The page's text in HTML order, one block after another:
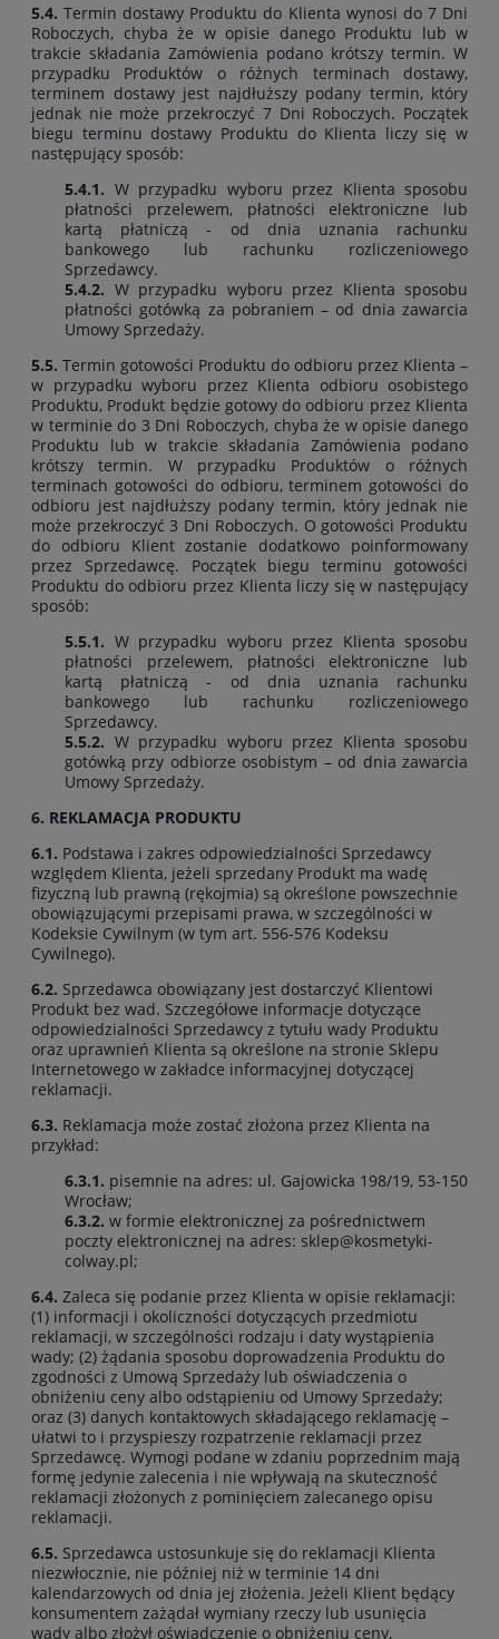
5.4. Termin dostawy Produktu do Klienta wynosi do 7 Dni
Roboczych, chyba że w opisie danego Produktu lub w
trakcie składania Zamówienia podano krótszy termin. W
przypadku Produktów o różnych terminach dostawy,
terminem dostawy jest najdłuższy podany termin, który
jednak nie może przekroczyć 7 Dni Roboczych. Początek
biegu terminu dostawy Produktu do Klienta liczy się w
następujący sposób:
5.4.1. W przypadku wyboru przez Klienta sposobu
płatności przelewem, płatności elektroniczne lub
kartą płatniczą - od dnia uznania rachunku
bankowego lub rachunku rozliczeniowego
Sprzedawcy.
5.4.2. W przypadku wyboru przez Klienta sposobu
płatności gotówką za pobraniem – od dnia zawarcia
Umowy Sprzedaży.
5.5. Termin gotowości Produktu do odbioru przez Klienta –
w przypadku wyboru przez Klienta odbioru osobistego
Produktu, Produkt będzie gotowy do odbioru przez Klienta
w terminie do 3 Dni Roboczych, chyba że w opisie danego
Produktu lub w trakcie składania Zamówienia podano
krótszy termin. W przypadku Produktów o różnych
terminach gotowości do odbioru, terminem gotowości do
odbioru jest najdłuższy podany termin, który jednak nie
może przekroczyć 3 Dni Roboczych. O gotowości Produktu
do odbioru Klient zostanie dodatkowo poinformowany
przez Sprzedawcę. Początek biegu terminu gotowości
Produktu do odbioru przez Klienta liczy się w następujący
sposób:
5.5.1. W przypadku wyboru przez Klienta sposobu
płatności przelewem, płatności elektroniczne lub
kartą płatniczą - od dnia uznania rachunku
bankowego lub rachunku rozliczeniowego
Sprzedawcy.
5.5.2. W przypadku wyboru przez Klienta sposobu
gotówką przy odbiorze osobistym – od dnia zawarcia
Umowy Sprzedaży.
6. REKLAMACJA PRODUKTU
6.1. Podstawa i zakres odpowiedzialności Sprzedawcy
względem Klienta, jeżeli sprzedany Produkt ma wadę
fizyczną lub prawną (rękojmia) są określone powszechnie
obowiązującymi przepisami prawa, w szczególności w
Kodeksie Cywilnym (w tym art. 556-576 Kodeksu
Cywilnego).
6.2. Sprzedawca obowiązany jest dostarczyć Klientowi
Produkt bez wad. Szczegółowe informacje dotyczące
odpowiedzialności Sprzedawcy z tytułu wady Produktu
oraz uprawnień Klienta są określone na stronie Sklepu
Internetowego w zakładce informacyjnej dotyczącej
reklamacji.
6.3. Reklamacja może zostać złożona przez Klienta na
przykład:
6.3.1. pisemnie na adres: ul. Gajowicka 198/19, 53-150
Wrocław;
6.3.2. w formie elektronicznej za pośrednictwem
poczty elektronicznej na adres: sklep@kosmetyki-
colway.pl;
6.4. Zaleca się podanie przez Klienta w opisie reklamacji:
(1) informacji i okoliczności dotyczących przedmiotu
reklamacji, w szczególności rodzaju i daty wystąpienia
wady; (2) żądania sposobu doprowadzenia Produktu do
zgodności z Umową Sprzedaży lub oświadczenia o
obniżeniu ceny albo odstąpieniu od Umowy Sprzedaży;
oraz (3) danych kontaktowych składającego reklamację –
ułatwi to i przyspieszy rozpatrzenie reklamacji przez
Sprzedawcę. Wymogi podane w zdaniu poprzednim mają
formę jedynie zalecenia i nie wpływają na skuteczność
reklamacji złożonych z pominięciem zalecanego opisu
reklamacji.
6.5. Sprzedawca ustosunkuje się do reklamacji Klienta
niezwłocznie, nie później niż w terminie 14 dni
kalendarzowych od dnia jej złożenia. Jeżeli Klient będący
konsumentem zażądał wymiany rzeczy lub usunięcia
wady albo złożył oświadczenie o obniżeniu ceny,